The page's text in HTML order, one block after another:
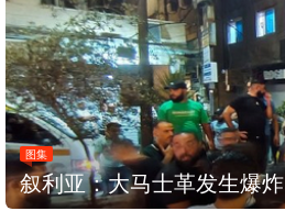
图集
叙利亚：大马士革发生爆炸